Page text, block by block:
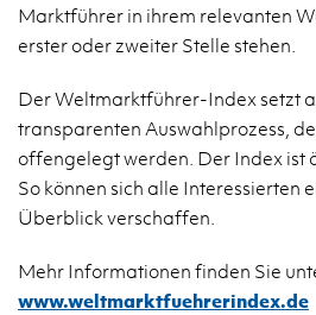
Markt­füh­rer in ihrem re­le­van­ten
ers­ter oder zwei­ter Stel­le ste­hen.
Der Welt­markt­füh­rer-In­dex setzt
trans­pa­ren­ten Aus­wahl­pro­zess,
of­fen­ge­legt wer­den. Der Index ist
So kön­nen sich alle In­ter­es­sier­ten
Über­blick ver­schaf­fen.
Mehr In­for­ma­tio­nen fin­den Sie
www.​wel​tmar​ktfu​ehre​rind​ex.​de